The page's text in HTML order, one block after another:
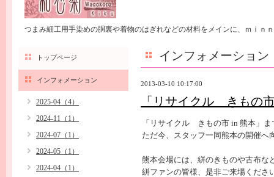
つまみ細工用手染めの胴裏や着物のはぎれなどの材料をメインに、ｍｉｎ
インフォメーション
2013-03-10 10:17:00
「リサイクル きもの
「リサイクル きもの市 in 熊本」
ただ今、スタッフ一同熊本の開催へ
熊本会場には、絣のきものや古布な
絣ファンの皆様、是非ご来場くださ
トップページ
インフォメーション
2025-04（4）
2024-11（1）
2024-07（1）
2024-05（1）
2024-04（1）